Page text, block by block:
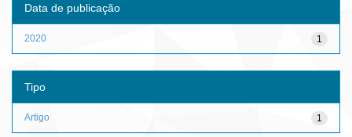
Data de publicação
1
2020
Tipo
1
Artigo